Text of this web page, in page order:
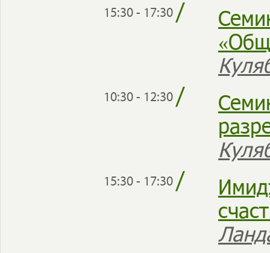
15:30 - 17:30/
10:30 - 12:30/
15:30 - 17:30/